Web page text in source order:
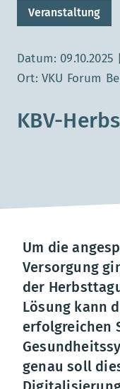
Veranstaltung
Datum: 09.10.2025
Ort: VKU Forum
KBV-
Um die
Versorgung
der
Lösung kann
erfolgreichen
genau soll